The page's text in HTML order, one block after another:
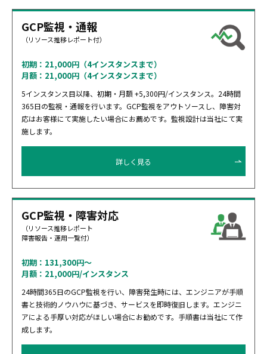
GCP監視・通報
（リソース推移レポート付）
初期：21,000円（4インスタンスまで）
月額：21,000円（4インスタンスまで）
5インスタンス目以降、初期・月額 +5,300円/インスタンス。24時間
365日の監視・通報を行います。GCP監視をアウトソースし、障害対
応はお客様にて実施したい場合にお薦めです。監視設計は当社にて実
施します。
詳しく見る
GCP監視・障害対応
（リソース推移レポート
障害報告・運用一覧付）
初期：131,300円～
月額：21,000円/インスタンス
24時間365日のGCP監視を行い、障害発生時には、エンジニアが手順
書と技術的ノウハウに基づき、サービスを即時復旧します。エンジニ
アによる手厚い対応がほしい場合にお勧めです。手順書は当社にて作
成します。